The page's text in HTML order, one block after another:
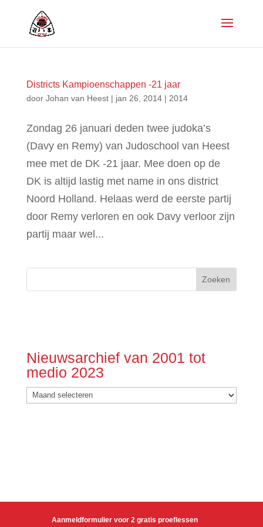
Districts Kampioenschappen -21 jaar
door Johan van Heest| jan 26, 2014| 2014
Zondag 26 januari deden twee judoka’s
(Davy en Remy) van Judoschool van Heest
mee met de DK -21 jaar. Mee doen op de
DK is altijd lastig met name in ons district
Noord Holland. Helaas werd de eerste partij
door Remy verloren en ook Davy verloor zijn
partij maar wel...
Nieuwsarchief van 2001 tot
medio 2023
Nieuwsarchief
van
Aanmeldformulier voor 2 gratis proeflessen